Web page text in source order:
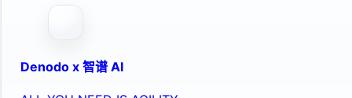
Denodo x 智谱 AI